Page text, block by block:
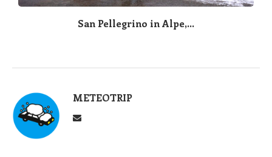
San Pellegrino in Alpe,...
METEOTRIP